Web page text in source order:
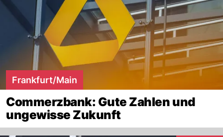
Frankfurt/Main
Commerzbank: Gute Zahlen und
ungewisse Zukunft